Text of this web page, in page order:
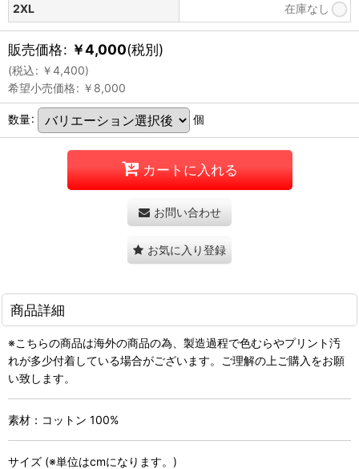
2XL
在庫なし
販売価格: ￥4,000(税別)
(税込: ￥4,400)
希望小売価格: ￥ 8,000
数量: 個
カートに入れる
お問い合わせ
お気に入り登録
商品詳細
※こちらの商品は海外の商品の為、製造過程で色むらやプリント汚
れが多少付着している場合がございます。ご理解の上ご購入をお願
い致します。
素材：コットン 100%
サイズ (※単位はcmになります。)